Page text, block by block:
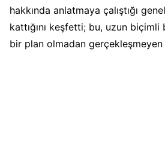
hakkında anlatmaya çalıştığı
kattığını keşfetti; bu, uzun
bir plan olmadan gerçekleşmeyen